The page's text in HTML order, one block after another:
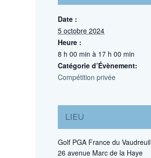
Date :
5 octobre 2024
Heure :
8 h 00 min à 17 h 00 min
Catégorie d’Évènement:
Compétition privée
LIEU
Golf PGA France du Vaudreuil
26 avenue Marc de la Haye